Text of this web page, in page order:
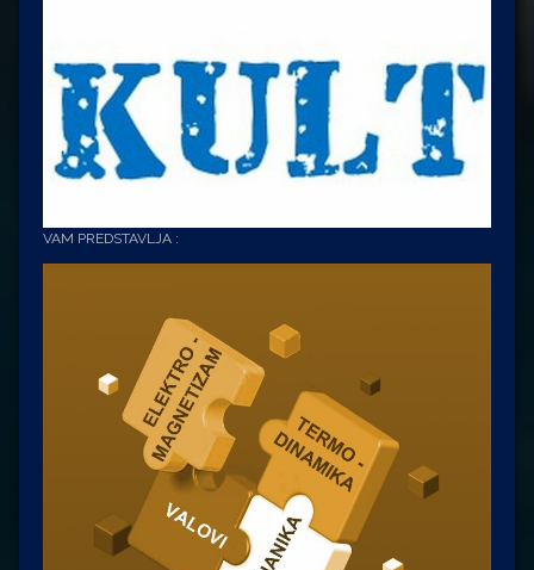
VAM PREDSTAVLJA :